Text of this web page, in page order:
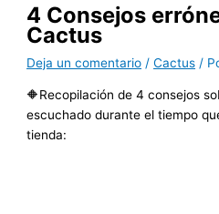
4 Consejos
Cactus
Deja un comentario /Cactus /
🔶Recopilación de 4 consejos
escuchado durante el tiempo
tienda: